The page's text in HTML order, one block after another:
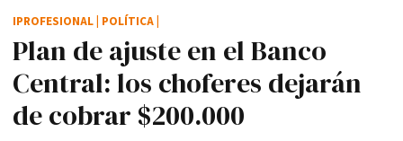
Plan de ajuste en el Banco
Central: los choferes dejarán
de cobrar $200.000
IPROFESIONAL POLÍTICA